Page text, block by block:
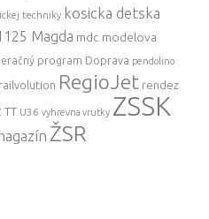
techniky kosicka detska
Magda mdc modelova
program Doprava pendolino
railvolution RegioJet rendez
TT U36 vyhrevna vrutky ZSSK
ŽSR